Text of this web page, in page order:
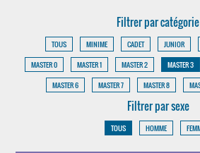
Filtrer par catégorie
TOUS MINIME CADET JUNIOR
MASTER 0
MASTER 1 MASTER 2 MASTER 3
MASTER 6
MASTER 7 MASTER 8
Filtrer par sexe
TOUS HOMME